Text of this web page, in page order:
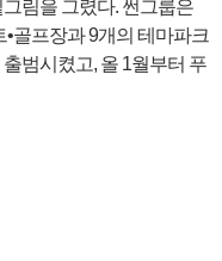
림을 그렸다. 썬그룹은
골프장과 9개의 테마파크
범시켰고, 올 1월부터 푸